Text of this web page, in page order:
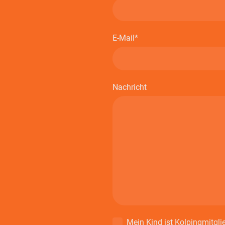
E-Mail*
Nachricht
Mein Kind ist